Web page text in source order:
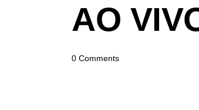
AO
0 Comments